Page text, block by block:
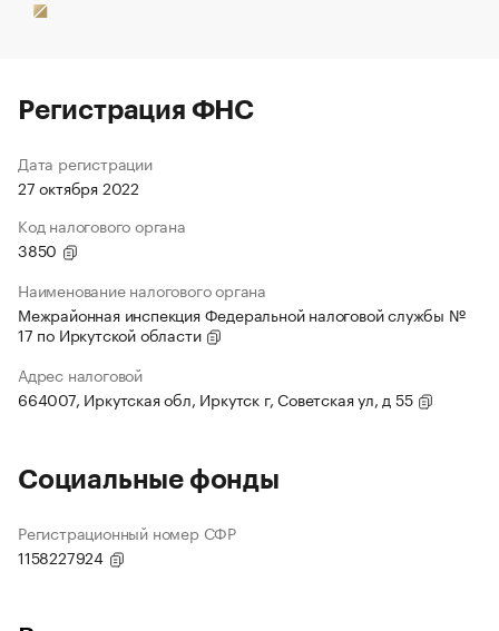
Регистрация ФНС
Дата регистрации
27 октября 2022
Код налогового органа
3850
Наименование налогового органа
Межрайонная инспекция Федеральной налоговой службы №
17 по Иркутской области
Адрес налоговой
664007, Иркутская обл, Иркутск г, Советская ул, д 55
Социальные фонды
Регистрационный номер СФР
1158227924